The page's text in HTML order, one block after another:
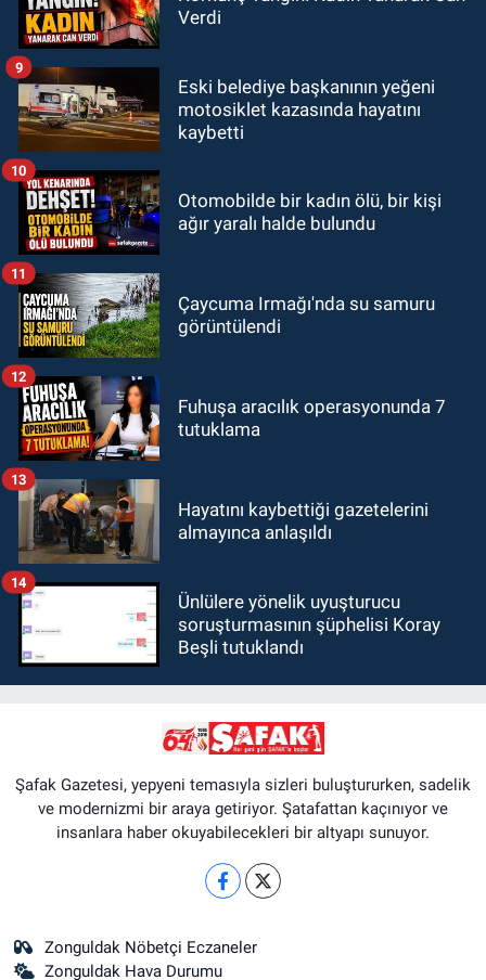
Verdi
Eski belediye başkanının yeğeni
motosiklet kazasında hayatını
kaybetti
9
Otomobilde bir kadın ölü, bir kişi
ağır yaralı halde bulundu
10
Çaycuma Irmağı'nda su samuru
görüntülendi
11
Fuhuşa aracılık operasyonunda 7
tutuklama
12
Hayatını kaybettiği gazetelerini
almayınca anlaşıldı
13
Ünlülere yönelik uyuşturucu
soruşturmasının şüphelisi Koray
Beşli tutuklandı
14
Şafak Gazetesi, yepyeni temasıyla sizleri buluştururken, sadelik
ve modernizmi bir araya getiriyor. Şatafattan kaçınıyor ve
insanlara haber okuyabilecekleri bir altyapı sunuyor.
Zonguldak Nöbetçi Eczaneler
Zonguldak Hava Durumu